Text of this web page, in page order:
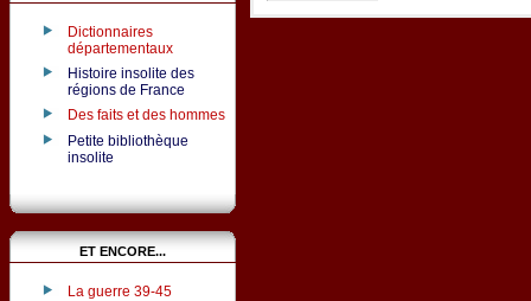
Dictionnaires
départementaux
Histoire insolite des
régions de France
Des faits et des hommes
Petite bibliothèque
insolite
ET ENCORE...
La guerre 39-45